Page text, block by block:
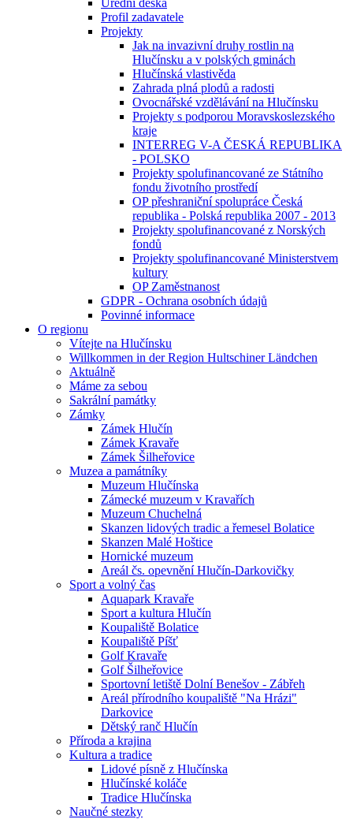
Úřední deska
Profil zadavatele
Projekty
Jak na invazivní druhy rostlin na
Hlučínsku a v polských gminách
Hlučínská vlastivěda
Zahrada plná plodů a radosti
Ovocnářské vzdělávání na Hlučínsku
Projekty s podporou Moravskoslezského
kraje
INTERREG V-A ČESKÁ REPUBLIKA
- POLSKO
Projekty spolufinancované ze Státního
fondu životního prostředí
OP přeshraniční spolupráce Česká
republika - Polská republika 2007 - 2013
Projekty spolufinancované z Norských
fondů
Projekty spolufinancované Ministerstvem
kultury
OP Zaměstnanost
GDPR - Ochrana osobních údajů
Povinné informace
O regionu
Vítejte na Hlučínsku
Willkommen in der Region Hultschiner Ländchen
Aktuálně
Máme za sebou
Sakrální památky
Zámky
Zámek Hlučín
Zámek Kravaře
Zámek Šilheřovice
Muzea a památníky
Muzeum Hlučínska
Zámecké muzeum v Kravařích
Muzeum Chuchelná
Skanzen lidových tradic a řemesel Bolatice
Skanzen Malé Hoštice
Hornické muzeum
Areál čs. opevnění Hlučín-Darkovičky
Sport a volný čas
Aquapark Kravaře
Sport a kultura Hlučín
Koupaliště Bolatice
Koupaliště Píšť
Golf Kravaře
Golf Šilheřovice
Sportovní letiště Dolní Benešov - Zábřeh
Areál přírodního koupaliště "Na Hrázi"
Darkovice
Dětský ranč Hlučín
Příroda a krajina
Kultura a tradice
Lidové písně z Hlučínska
Hlučínské koláče
Tradice Hlučínska
Naučné stezky